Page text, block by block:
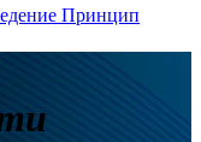
Принцип